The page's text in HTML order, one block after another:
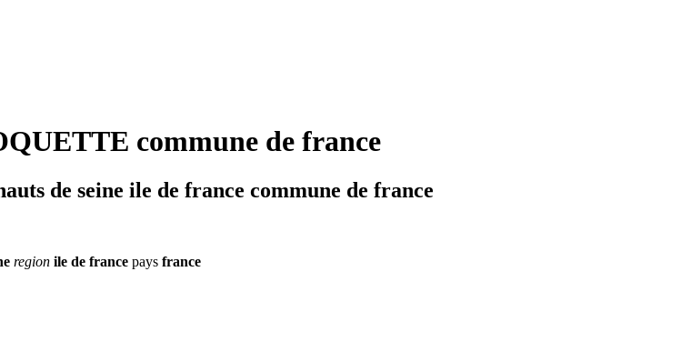
commune de france
de seine ile de france commune de france
region ile de france pays france